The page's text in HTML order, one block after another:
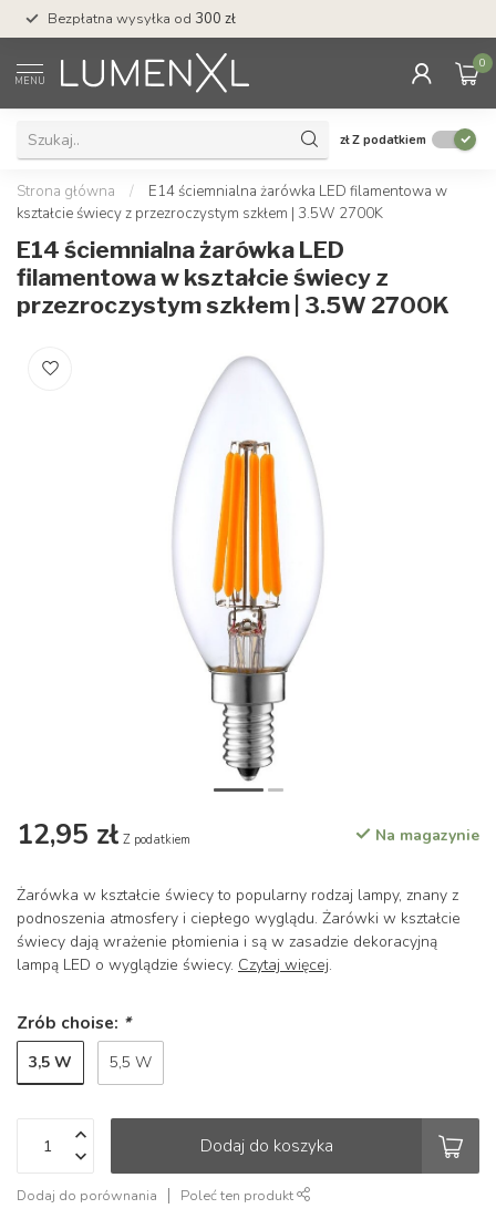
Bezpłatna wysyłka od 300 zł
MENU
0
złZ podatkiem
Strona główna /
E14 ściemnialna żarówka LED filamentowa w
kształcie świecy z przezroczystym szkłem | 3.5W 2700K
E14 ściemnialna żarówka LED
filamentowa w kształcie świecy z
przezroczystym szkłem | 3.5W 2700K
12,95 zł Z podatkiem Na magazynie
Żarówka w kształcie świecy to popularny rodzaj lampy, znany z
podnoszenia atmosfery i ciepłego wyglądu. Żarówki w kształcie
świecy dają wrażenie płomienia i są w zasadzie dekoracyjną
lampą LED o wyglądzie świecy. Czytaj więcej.
Zrób choise: *
3,5 W 5,5 W
Dodaj do koszyka
Dodaj do porównania Poleć ten produkt